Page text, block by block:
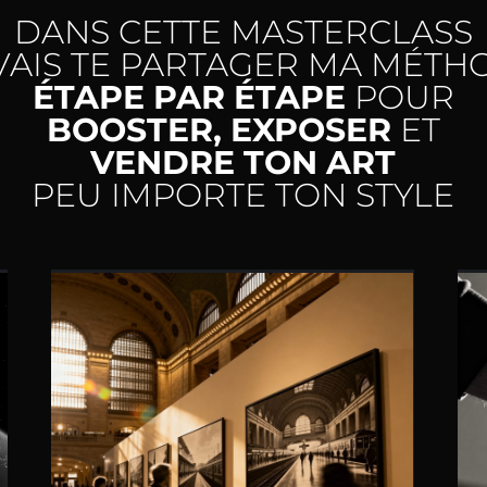
DANS CETTE MASTERCLASS
TE PARTAGER MA
ÉTAPE PAR ÉTAPE POUR
BOOSTER, EXPOSER ET
VENDRE TON ART
PEU IMPORTE TON STYLE